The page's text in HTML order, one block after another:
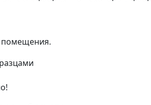
помещения.